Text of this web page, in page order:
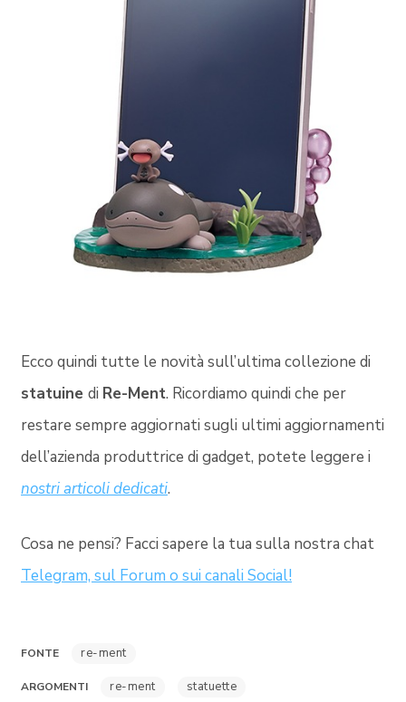
Ecco quindi tutte le novità sull’ultima collezione di
statuine di Re-Ment. Ricordiamo quindi che per
restare sempre aggiornati sugli ultimi aggiornamenti
dell’azienda produttrice di gadget, potete leggere i
nostri articoli dedicati.
Cosa ne pensi? Facci sapere la tua sulla nostra chat
Telegram, sul Forum o sui canali Social!
FONTE re-ment
ARGOMENTI re-ment statuette